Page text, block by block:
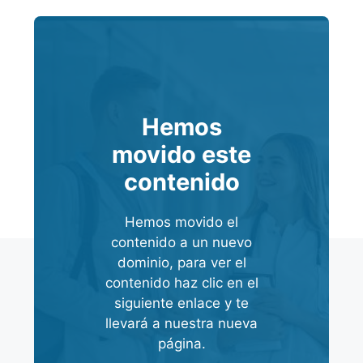
Hemos
movido este
contenido
Hemos movido el
contenido a un nuevo
dominio, para ver el
contenido haz clic en el
siguiente enlace y te
llevará a nuestra nueva
página.